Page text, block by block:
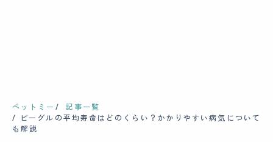
ペットミー
記事一覧
ビーグルの平均寿命はどのくらい？かかりやすい病気について
も解説